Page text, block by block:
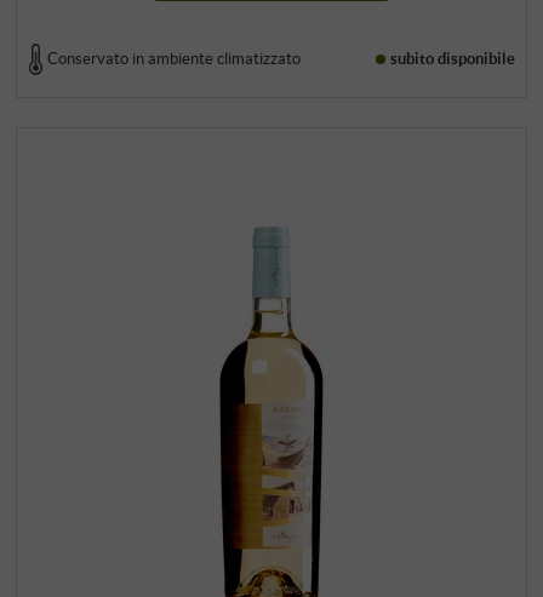
Conservato in ambiente climatizzato subito disponibile